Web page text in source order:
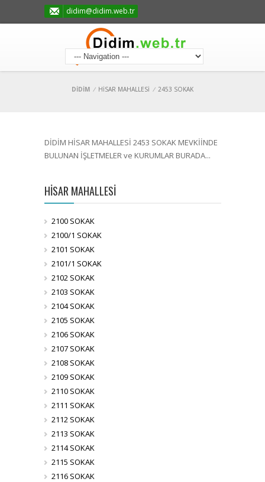
didim@didim.web.tr
DİDİM / HİSAR MAHALLESİ / 2453 SOKAK
DİDİM HİSAR MAHALLESİ 2453 SOKAK MEVKİİNDE
BULUNAN İŞLETMELER ve KURUMLAR BURADA...
HİSAR MAHALLESİ
2100 SOKAK
2100/1 SOKAK
2101 SOKAK
2101/1 SOKAK
2102 SOKAK
2103 SOKAK
2104 SOKAK
2105 SOKAK
2106 SOKAK
2107 SOKAK
2108 SOKAK
2109 SOKAK
2110 SOKAK
2111 SOKAK
2112 SOKAK
2113 SOKAK
2114 SOKAK
2115 SOKAK
2116 SOKAK